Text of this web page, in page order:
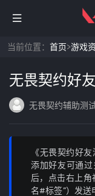
当前位置： 首页>游戏
无畏契约好
无畏契约辅助测
《无畏契约好
添加好友可通
后，点击右上角
名#标签”）发